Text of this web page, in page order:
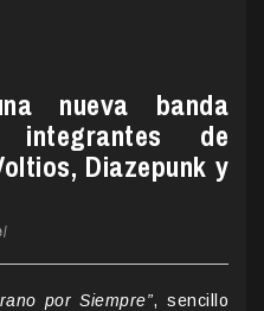
nueva banda
integrantes de
Diazepunk y
por Siempre”, sencillo